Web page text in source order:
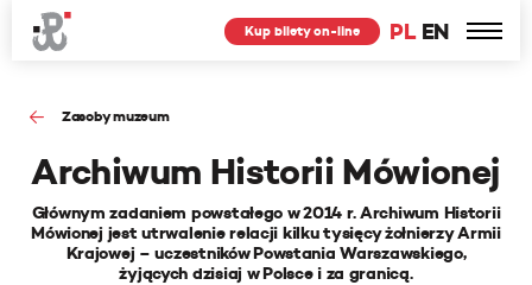
PL EN
Kup bilety on-line
Zasoby muzeum
Archiwum Historii Mówionej
Głównym zadaniem powstałego w 2014 r. Archiwum Historii
Mówionej jest utrwalenie relacji kilku tysięcy żołnierzy Armii
Krajowej – uczestników Powstania Warszawskiego,
żyjących dzisiaj w Polsce i za granicą.